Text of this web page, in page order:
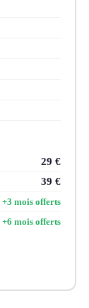
29 €
39 €
+3 mois offerts
+6 mois offerts